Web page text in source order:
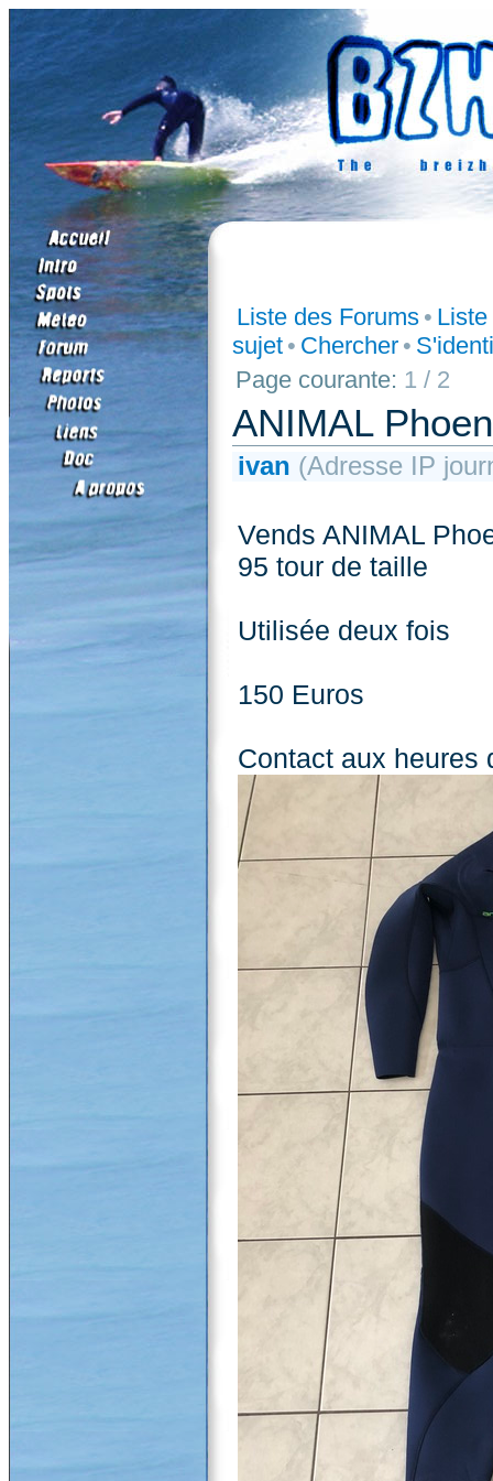
Liste des Forums •
sujet • Chercher •
Page courante: 1 / 2
ANIMAL
ivan (Adresse IP
Vends ANIMAL
95 tour de taille
Utilisée deux fois
150 Euros
Contact aux heures